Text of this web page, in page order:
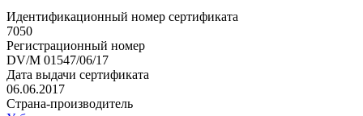
Идентификационный номер сертификата
7050
Регистрационный номер
DV/M 01547/06/17
Дата выдачи сертификата
06.06.2017
Страна-производитель